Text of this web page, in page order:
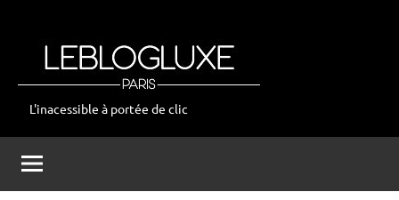
leblogluxe
L'inacessible à portée de clic